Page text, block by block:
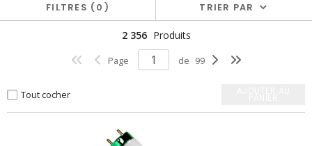
FILTRES 0 TRIER PAR
2 356 Produits
Page de 99
Tout cocher